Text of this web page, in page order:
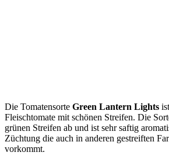
Die Tomatensorte Green Lantern Lights
Fleischtomate mit schönen Streifen. Die
grünen Streifen ab und ist sehr saftig
Züchtung die auch in anderen gestreiften
vorkommt.